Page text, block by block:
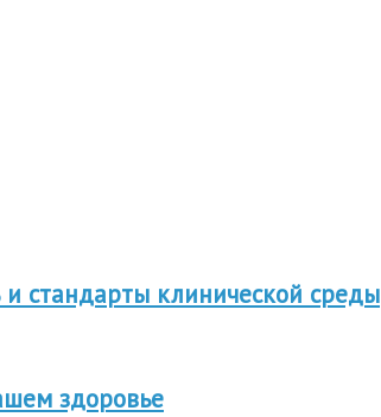
стандарты клинической среды
здоровье